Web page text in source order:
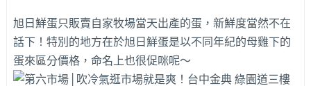
旭日鮮蛋只販賣自家牧場當天出產的蛋，新鮮度當然不在
話下！特別的地方在於旭日鮮蛋是以不同年紀的母雞下的
蛋來區分價格，命名上也很促咪呢～